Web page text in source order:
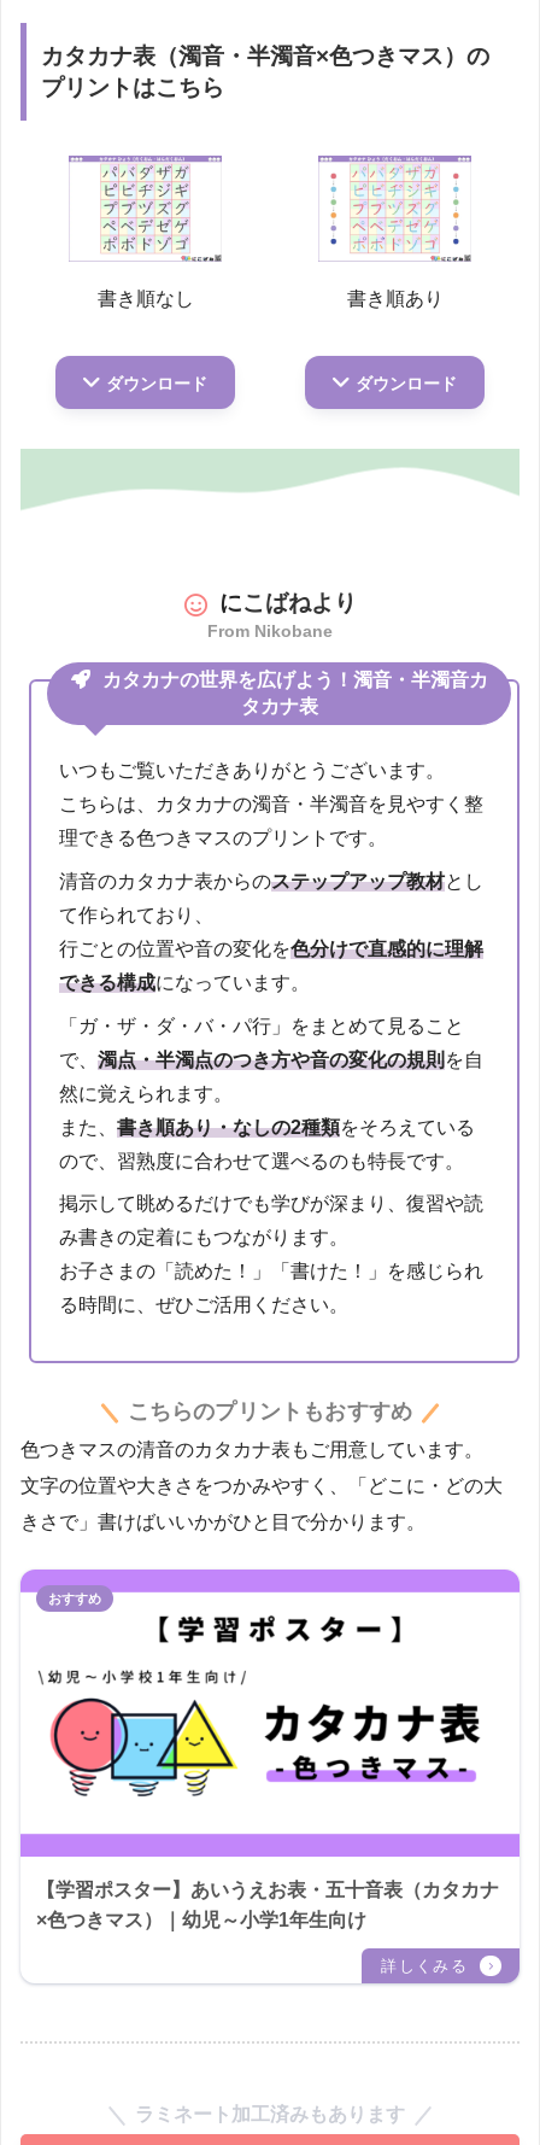
カタカナ表（濁音・半濁音×色つきマス）の
プリントはこちら
書き順なし
ダウンロード
書き順あり
ダウンロード
にこばねより
From Nikobane
カタカナの世界を広げよう！濁音・半濁音カ
タカナ表
いつもご覧いただきありがとうございます。
こちらは、カタカナの濁音・半濁音を見やすく整
理できる色つきマスのプリントです。
清音のカタカナ表からのステップアップ教材とし
て作られており、
行ごとの位置や音の変化を色分けで直感的に理解
できる構成になっています。
「ガ・ザ・ダ・バ・パ行」をまとめて見ること
で、濁点・半濁点のつき方や音の変化の規則を自
然に覚えられます。
また、書き順あり・なしの2種類をそろえている
ので、習熟度に合わせて選べるのも特長です。
掲示して眺めるだけでも学びが深まり、復習や読
み書きの定着にもつながります。
お子さまの「読めた！」「書けた！」を感じられ
る時間に、ぜひご活用ください。
こちらのプリントもおすすめ
色つきマスの清音のカタカナ表もご用意しています。
文字の位置や大きさをつかみやすく、「どこに・どの大
きさで」書けばいいかがひと目で分かります。
【学習ポスター】あいうえお表・五十音表（カタカナ
×色つきマス）｜幼児～小学1年生向け
ラミネート加工済みもあります